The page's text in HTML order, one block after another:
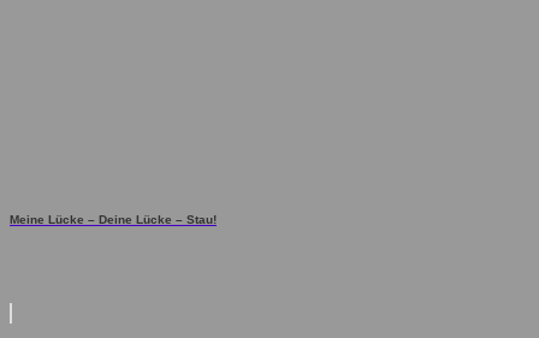
Meine Lücke – Deine Lücke – Stau!